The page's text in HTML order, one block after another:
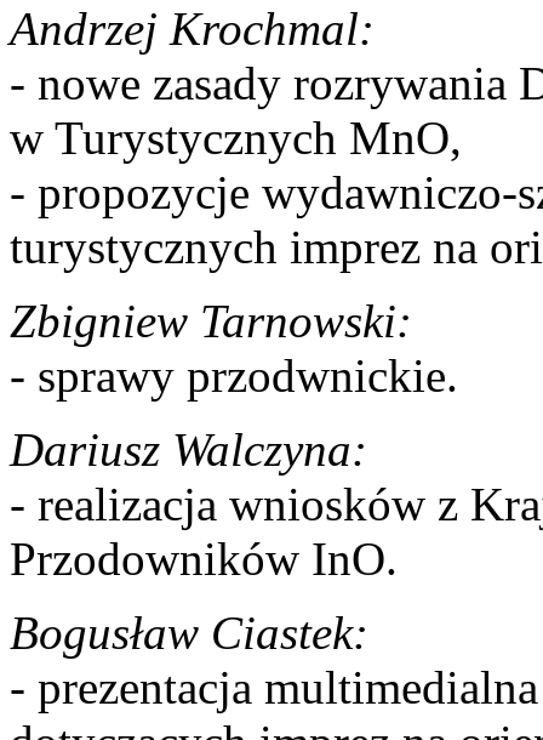
Andrzej Krochmal:
- nowe zasady rozrywania
w Turystycznych MnO,
- propozycje wydawniczo-
turystycznych imprez na
Zbigniew Tarnowski:
- sprawy przodwnickie.
Dariusz Walczyna:
- realizacja wniosków z
Przodowników InO.
Bogusław Ciastek:
- prezentacja